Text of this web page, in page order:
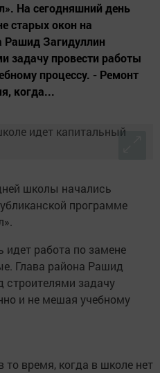
На сегодняшний день
старых окон на
Рашид Загидуллин
задачу провести работы
процессу. - Ремонт
когда...
школы начались
программе
идет работа по замене
Глава района Рашид
строителями задачу
и не мешая учебному
время, когда в школе нет